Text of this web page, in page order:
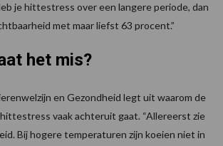
je hittestress over een langere periode, dan
met maar liefst 63 procent.”
het mis?
en Gezondheid legt uit waarom de
vaak achteruit gaat. “Allereerst zie
Bij hogere temperaturen zijn koeien niet in